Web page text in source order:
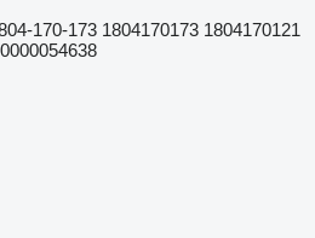
170-173 1804170173 1804170121